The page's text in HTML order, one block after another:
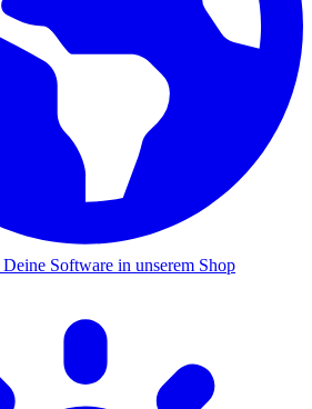
Deine Software in unserem Shop